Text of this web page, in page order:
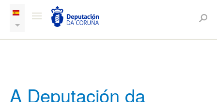
A Deputación da